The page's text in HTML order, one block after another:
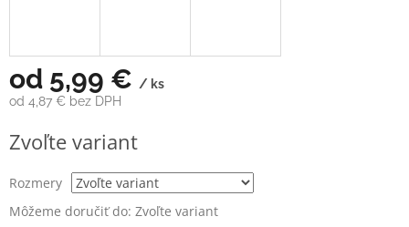
od 5,99 € / ks
od 4,87 € bez DPH
cena:
Zvoľte variant
Rozmery
Môžeme doručiť do: Zvoľte variant